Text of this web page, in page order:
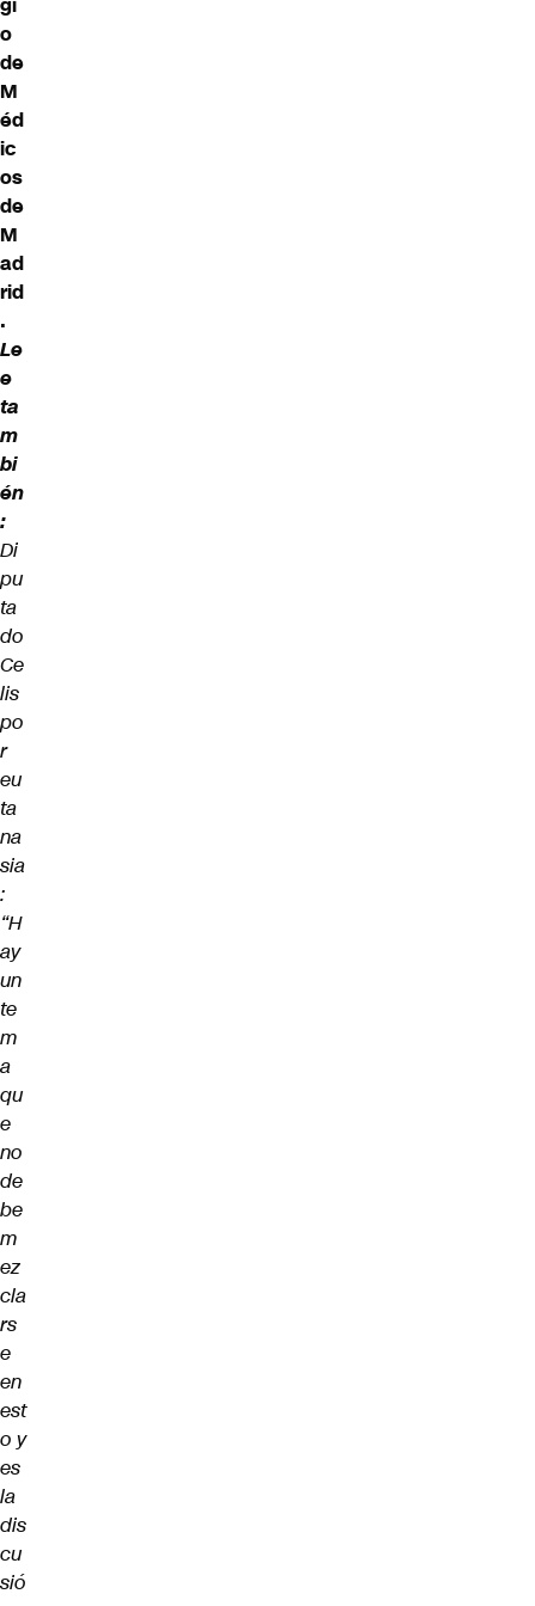
o
de
M
éd
ic
os
de
M
ad
rid
.
Le
e
ta
m
bi
én
:
Di
pu
ta
do
Ce
lis
po
r
eu
ta
na
sia
:
“H
ay
un
te
m
a
qu
e
no
de
be
m
ez
cla
rs
e
en
est
o y
es
la
dis
cu
sió